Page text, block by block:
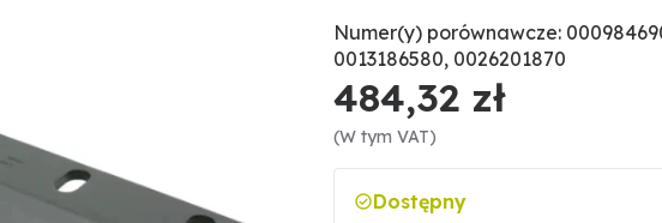
Numer(y) porównawcze:
0013186580, 0026201870
484,32 zł
(W tym VAT)
Dostępny